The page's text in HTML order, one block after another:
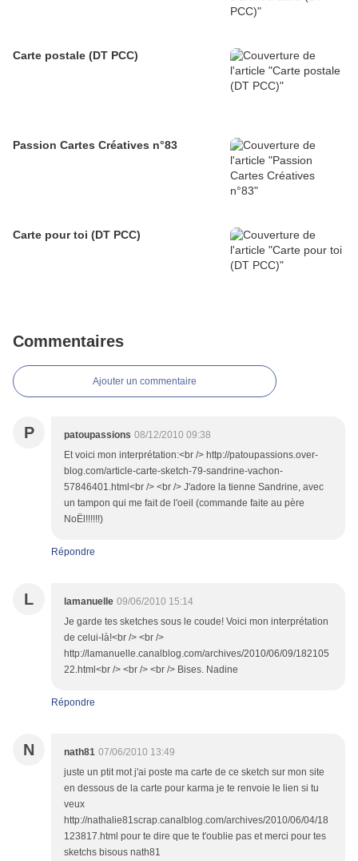
Carte postale (DT PCC)
Passion Cartes Créatives n°83
Carte pour toi (DT PCC)
Commentaires
Ajouter un commentaire
P patoupassions 08/12/2010 09:38
Et voici mon interprétation:<br /> http://patoupassions.over-
blog.com/article-carte-sketch-79-sandrine-vachon-
57846401.html<br /> <br /> J'adore la tienne Sandrine, avec
un tampon qui me fait de l'oeil (commande faite au père
NoËl!!!!!!)
Répondre
L lamanuelle 09/06/2010 15:14
Je garde tes sketches sous le coude! Voici mon interprétation
de celui-là!<br /> <br />
http://lamanuelle.canalblog.com/archives/2010/06/09/182105
22.html<br /> <br /> <br /> Bises. Nadine
Répondre
N nath81 07/06/2010 13:49
juste un ptit mot j'ai poste ma carte de ce sketch sur mon site
en dessous de la carte pour karma je te renvoie le lien si tu
veux
http://nathalie81scrap.canalblog.com/archives/2010/06/04/18
123817.html pour te dire que te t'oublie pas et merci pour tes
sketchs bisous nath81